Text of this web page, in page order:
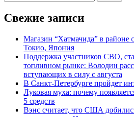
Свежие записи
Магазин “Хатмачида” в районе
Токио, Япония
Поддержка участников СВО,
топливном рынке: Володин
вступающих в силу с августа
В Санкт-Петербурге пройдет
Луковая муха: почему
5 средств
Вэнс считает, что США